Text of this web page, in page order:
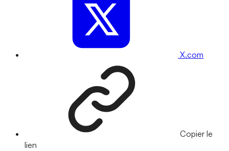
X.com
Copier le
lien